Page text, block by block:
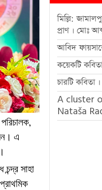
পরিচালক,
। এ
।
চন্দ্র সাহা
প্রাথমিক
মিল্লি:
প্রাণ । মোঃ
আবিদ
কয়েকটি
চারটি কবিতা
A cluster
Nataša